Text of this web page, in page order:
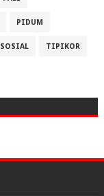
PIDUM
SOSIAL TIPIKOR